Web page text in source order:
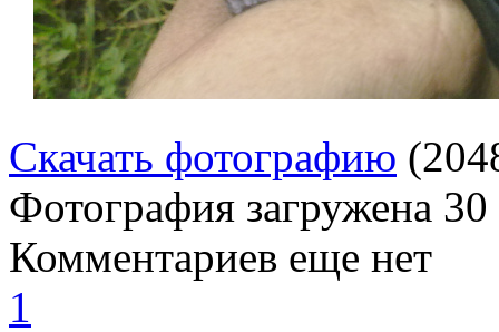
Скачать фотографию
Фотография загружена
Комментариев еще нет
1